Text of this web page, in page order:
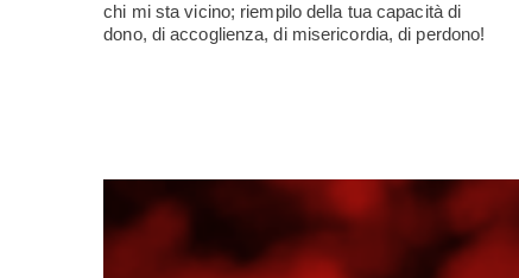
chi mi sta vicino; riempilo della tua capacità di
dono, di accoglienza, di misericordia, di perdono!